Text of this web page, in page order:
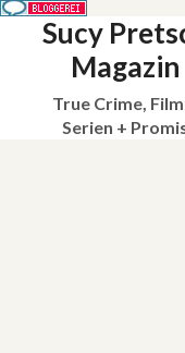
Sucy
Magazin
True Crime,
Serien +